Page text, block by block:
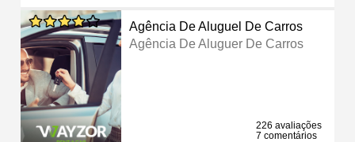
Agência De Aluguel De Carros
Agência De Aluguer De Carros
226 avaliações
7 comentários